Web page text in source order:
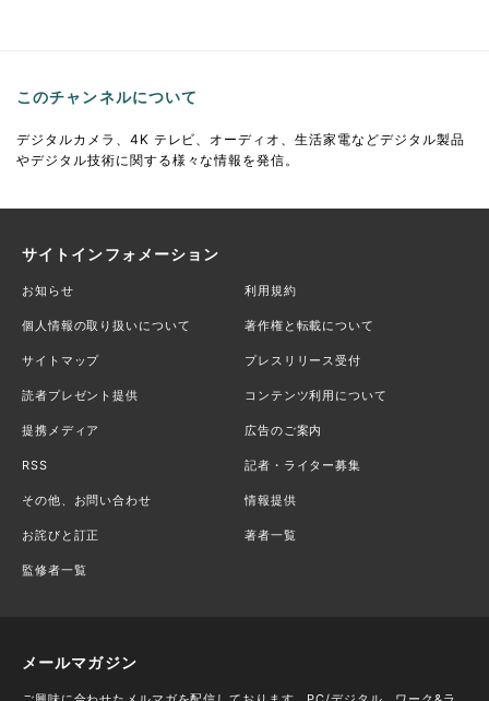
このチャンネルについて
デジタルカメラ、4K テレビ、オーディオ、生活家電などデジタル製品
やデジタル技術に関する様々な情報を発信。
サイトインフォメーション
お知らせ 利用規約
個人情報の取り扱いについて 著作権と転載について
サイトマップ プレスリリース受付
読者プレゼント提供 コンテンツ利用について
提携メディア 広告のご案内
RSS 記者・ライター募集
その他、お問い合わせ 情報提供
お詫びと訂正 著者一覧
監修者一覧
メールマガジン